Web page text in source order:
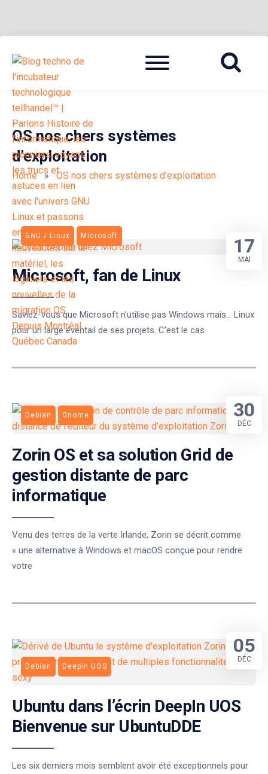
content
BLOG TECHNOLOGIQUE DU HUB | MIGRATION GNU LINUX
Menu
OS nos chers systèmes
d’exploitation
Home » OS nos chers systèmes d'exploitation
GNU / Linux Microsoft
Microsoft, fan de Linux
Saviez-vous que Microsoft n’utilise pas Windows mais… Linux
pour un large éventail de ses projets. C’est le cas
17
MAI
Debian Gnome
Zorin OS et sa solution Grid de
gestion distante de parc
informatique
Venu des terres de la verte Irlande, Zorin se décrit comme
« une alternative à Windows et macOS conçue pour rendre
votre
30
DÉC
Debian DeepIn UOS
Ubuntu dans l’écrin DeepIn UOS
Bienvenue sur UbuntuDDE
Les six derniers mois semblent avoir été exceptionnels pour
05
DÉC